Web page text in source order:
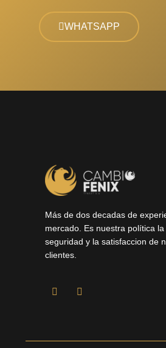
WHATSAPP
Más de dos decadas de
mercado. Es nuestra política
seguridad y la satisfaccion de
clientes.